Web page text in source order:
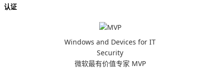
认证
Windows and Devices for IT
Security
微软最有价值专家 MVP